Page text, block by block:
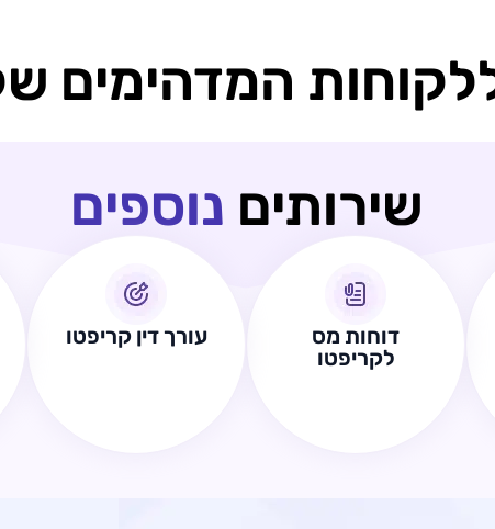
המדהימים
שירותים נוספים
דוחות מס
לקריפטו
עורך דין קריפטו